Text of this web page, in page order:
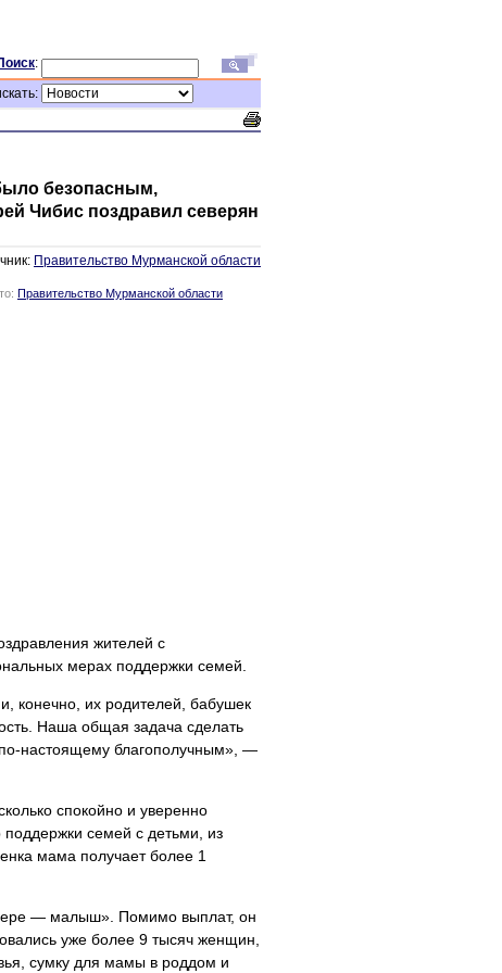
:
безопасным,
Чибис поздравил северян
Правительство Мурманской области
Правительство Мурманской области
жителей с
мерах поддержки семей.
конечно, их родителей, бабушек
Наша общая задача сделать
настоящему благополучным», —
спокойно и уверенно
семей с детьми, из
мама получает более 1
— малыш». Помимо выплат, он
уже более 9 тысяч женщин,
сумку для мамы в роддом и